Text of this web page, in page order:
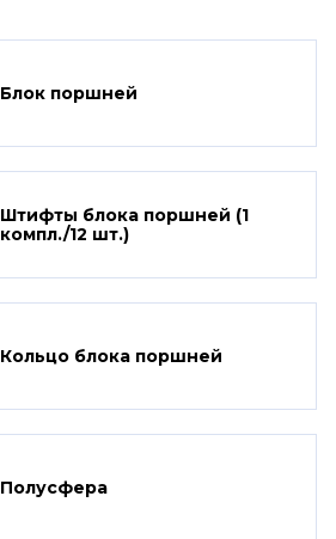
Блок поршней
Штифты блока поршней (1
компл./12 шт.)
Кольцо блока поршней
Полусфера